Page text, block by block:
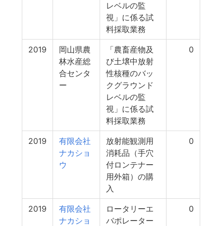
レベルの監
視」に係る試
料採取業務
2019
岡山県農
林水産総
合センタ
ー
「農畜産物及
び土壌中放射
性核種のバッ
クグラウンド
レベルの監
視」に係る試
料採取業務
0
2019
有限会社
ナカショ
ウ
放射能観測用
消耗品（手穴
付ロンテナー
用外箱）の購
入
0
2019
有限会社
ナカショ
ロータリーエ
バポレーター
0